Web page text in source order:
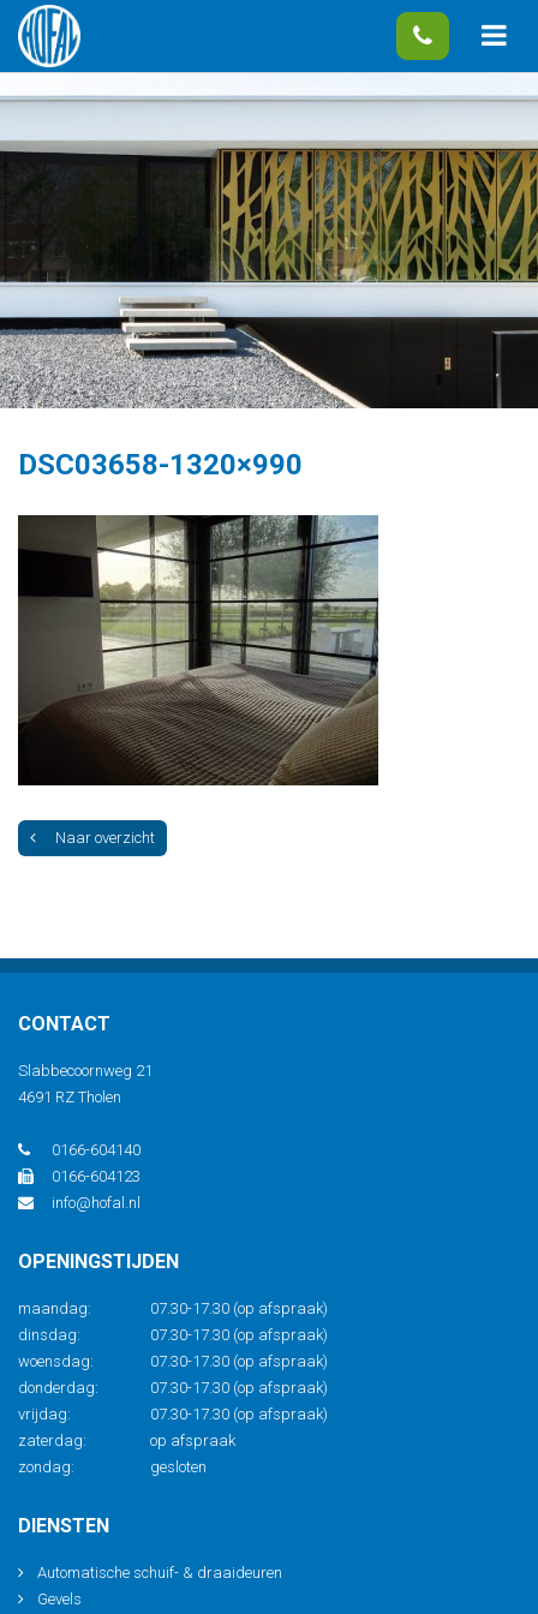
DSC03658-1320×990
Naar overzicht
CONTACT
Slabbecoornweg 21
4691 RZ Tholen
0166-604140
0166-604123
info@hofal.nl
OPENINGSTIJDEN
maandag:
07.30-17.30 (op afspraak)
dinsdag:
07.30-17.30 (op afspraak)
woensdag:
07.30-17.30 (op afspraak)
donderdag:
07.30-17.30 (op afspraak)
vrijdag:
07.30-17.30 (op afspraak)
zaterdag:
op afspraak
zondag:
gesloten
DIENSTEN
Automatische schuif- & draaideuren
Gevels